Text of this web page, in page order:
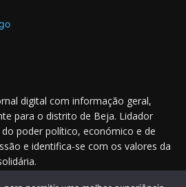
digital com informação geral,
para o distrito de Beja. Lidador
poder político, económico e de
e identifica-se com os valores da